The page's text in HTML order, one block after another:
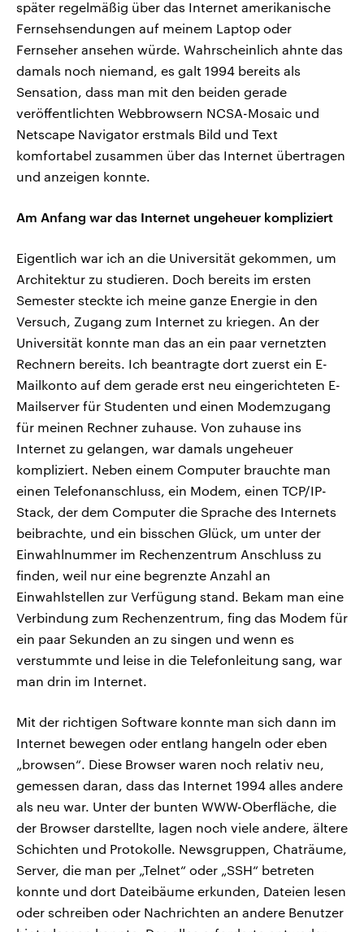
später regelmäßig über das Internet amerikanische
Fernsehsendungen auf meinem Laptop oder
Fernseher ansehen würde. Wahrscheinlich ahnte das
damals noch niemand, es galt 1994 bereits als
Sensation, dass man mit den beiden gerade
veröffentlichten Webbrowsern NCSA-Mosaic und
Netscape Navigator erstmals Bild und Text
komfortabel zusammen über das Internet übertragen
und anzeigen konnte.
Am Anfang war das Internet ungeheuer kompliziert
Eigentlich war ich an die Universität gekommen, um
Architektur zu studieren. Doch bereits im ersten
Semester steckte ich meine ganze Energie in den
Versuch, Zugang zum Internet zu kriegen. An der
Universität konnte man das an ein paar vernetzten
Rechnern bereits. Ich beantragte dort zuerst ein E-
Mailkonto auf dem gerade erst neu eingerichteten E-
Mailserver für Studenten und einen Modemzugang
für meinen Rechner zuhause. Von zuhause ins
Internet zu gelangen, war damals ungeheuer
kompliziert. Neben einem Computer brauchte man
einen Telefonanschluss, ein Modem, einen TCP/IP-
Stack, der dem Computer die Sprache des Internets
beibrachte, und ein bisschen Glück, um unter der
Einwahlnummer im Rechenzentrum Anschluss zu
finden, weil nur eine begrenzte Anzahl an
Einwahlstellen zur Verfügung stand. Bekam man eine
Verbindung zum Rechenzentrum, fing das Modem für
ein paar Sekunden an zu singen und wenn es
verstummte und leise in die Telefonleitung sang, war
man drin im Internet.
Mit der richtigen Software konnte man sich dann im
Internet bewegen oder entlang hangeln oder eben
„browsen“. Diese Browser waren noch relativ neu,
gemessen daran, dass das Internet 1994 alles andere
als neu war. Unter der bunten WWW-Oberfläche, die
der Browser darstellte, lagen noch viele andere, ältere
Schichten und Protokolle. Newsgruppen, Chaträume,
Server, die man per „Telnet“ oder „SSH“ betreten
konnte und dort Dateibäume erkunden, Dateien lesen
oder schreiben oder Nachrichten an andere Benutzer